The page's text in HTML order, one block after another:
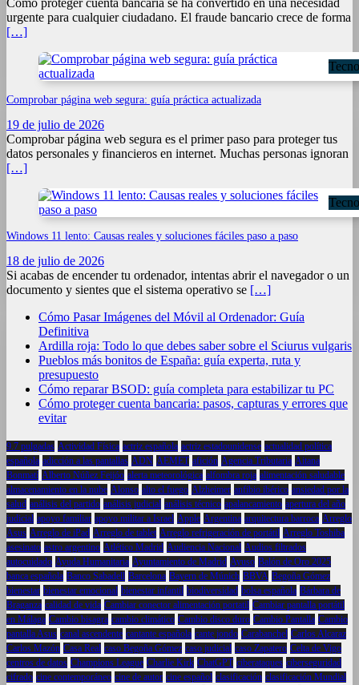
Cómo proteger cuenta bancaria se ha convertido en una necesidad
urgente para cualquier ciudadano. El fraude bancario crece de forma
[…]
Comprobar página web segura: guía práctica actualizada
19 de julio de 2026
Comprobar página web segura es el primer paso para proteger tus
datos personales y financieros en internet. Muchas personas ignoran
[…]
Windows 11 lento: Causas reales y soluciones fáciles paso a paso
18 de julio de 2026
Si acabas de encender tu ordenador, intentas abrir el navegador o un
documento y sientes que el sistema operativo se […]
Cómo Pasar Imágenes del Móvil al Ordenador: Guía
Definitiva
Ardilla roja: Todo lo que debes saber sobre el Sciurus vulgaris
Pueblos más bonitos de España: guía experta, ruta y
presupuesto
Cómo reparar BSOD: guía completa para estabilizar tu PC
Cómo proteger cuenta bancaria: pasos, capturas y errores que
evitar
9.7 pulgadas Actividad Física actriz española actriz estadounidense actualidad política
española adicción a las pantallas ADN AEMET afición Agencia Tributaria Aitana
Bonmatí Alberto Núñez Feijóo alerta meteorológica alfombra roja alimentación saludable
almacenamiento en la nube Alonso alto el fuego Alzheimer anfibio ibérico ansiedad por la
salud análisis del partido análisis judicial análisis técnico apalancamiento apertura del año
judicial apoyo familiar apoyo militar a Israel Apple Argentina arquitectura barroca Arreglo
Asus Arreglo de iPad Arreglo de tablet Arreglo refrigeración de portátil Arreglo Toshiba
asesinato astro argentino Atlético Madrid Audiencia Nacional Audios filtrados
autocuidado Ayuda Humanitaria Ayuntamiento de Madrid Ayuso Balón de Oro 2025
banca española Banco Sabadell Barcelona Bayern de Múnich BBVA Begoña Gómez
bienestar bienestar emocional bienestar infantil biodiversidad bolsa española Bárbara de
Braganza calidad de vida Cambiar conector alimentación portatil Cambiar pantalla portátil
en Málaga Cambio bisagra cambio climático Cambio disco duro Cambio Pantalla Cambio
pantalla Asus canal ascendente cantante española cante jondo Carabanchel Carlos Alcaraz
Carlos Mazón Casa Real caso Begoña Gómez caso judicial caso Zapatero Celta de Vigo
centros de datos Champions League Charlie Kirk ChatGPT ciberataques ciberseguridad
cifrado cine contemporáneo cine de autor cine español clasificación clasificación Mundial